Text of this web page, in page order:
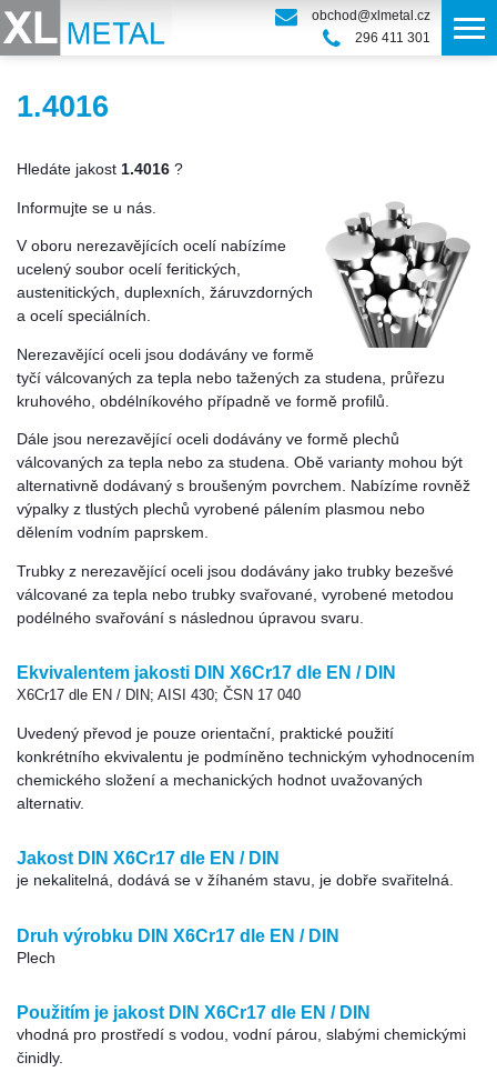
obchod@xlmetal.cz
296 411 301
1.4016
Hledáte jakost 1.4016 ?
Informujte se u nás.
V oboru nerezavějících ocelí nabízíme
ucelený soubor ocelí feritických,
austenitických, duplexních, žáruvzdorných
a ocelí speciálních.
Nerezavějící oceli jsou dodávány ve formě
tyčí válcovaných za tepla nebo tažených za studena, průřezu
kruhového, obdélníkového případně ve formě profilů.
Dále jsou nerezavějící oceli dodávány ve formě plechů
válcovaných za tepla nebo za studena. Obě varianty mohou být
alternativně dodávaný s broušeným povrchem. Nabízíme rovněž
výpalky z tlustých plechů vyrobené pálením plasmou nebo
dělením vodním paprskem.
Trubky z nerezavějící oceli jsou dodávány jako trubky bezešvé
válcované za tepla nebo trubky svařované, vyrobené metodou
podélného svařování s následnou úpravou svaru.
Ekvivalentem jakosti DIN X6Cr17 dle EN / DIN
X6Cr17 dle EN / DIN; AISI 430; ČSN 17 040
Uvedený převod je pouze orientační, praktické použití
konkrétního ekvivalentu je podmíněno technickým vyhodnocením
chemického složení a mechanických hodnot uvažovaných
alternativ.
Jakost DIN X6Cr17 dle EN / DIN
je nekalitelná, dodává se v žíhaném stavu, je dobře svařitelná.
Druh výrobku DIN X6Cr17 dle EN / DIN
Plech
Použitím je jakost DIN X6Cr17 dle EN / DIN
vhodná pro prostředí s vodou, vodní párou, slabými chemickými
činidly.